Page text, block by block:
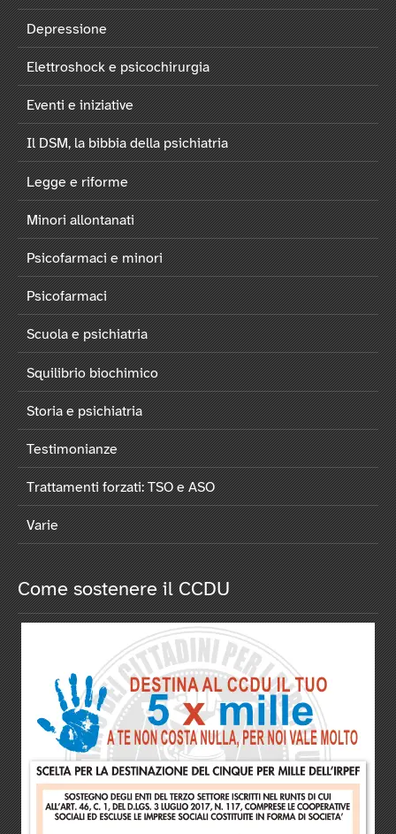
Depressione
Elettroshock e psicochirurgia
Eventi e iniziative
Il DSM, la bibbia della psichiatria
Legge e riforme
Minori allontanati
Psicofarmaci e minori
Psicofarmaci
Scuola e psichiatria
Squilibrio biochimico
Storia e psichiatria
Testimonianze
Trattamenti forzati: TSO e ASO
Varie
Come sostenere il CCDU